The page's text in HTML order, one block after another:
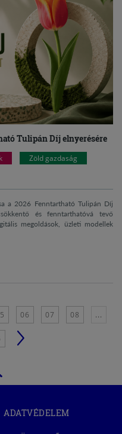
Tulipán Díj elnyerésére
Zöld gazdaság
a 2026 Fenntartható Tulipán Díj
és fenntarthatóvá tevő
megoldások, üzleti modellek
06 07 08 ...
ADATVÉDELEM